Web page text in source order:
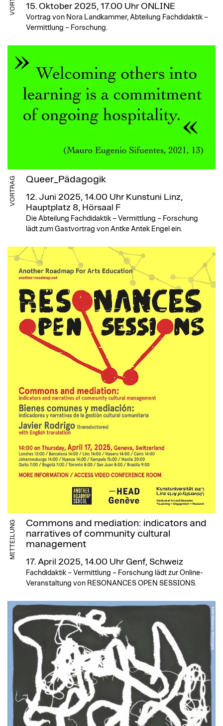
15. Oktober 2025, 17.00 Uhr ONLINE
Vortrag von Nora Landkammer, Abteilung Fachdidaktik –
Vermittlung – Forschung.
VORTRAG Queer_Pädagogik
12. Juni 2025, 14.00 Uhr Kunstuni Linz,
Hauptplatz 8, Hörsaal F
Die Abteilung Fachdidaktik – Vermittlung – Forschung
lädt zum Gastvortrag von Antke Antek Engel ein.
MITTEILUNG
Commons and mediation: indicators and
narratives of community cultural
management
17. April 2025, 14.00 Uhr Genf, Schweiz
Fachdidaktik – Vermittlung – Forschung lädt zur Online-
Veranstaltung von RESONANCES OPEN SESSIONS.